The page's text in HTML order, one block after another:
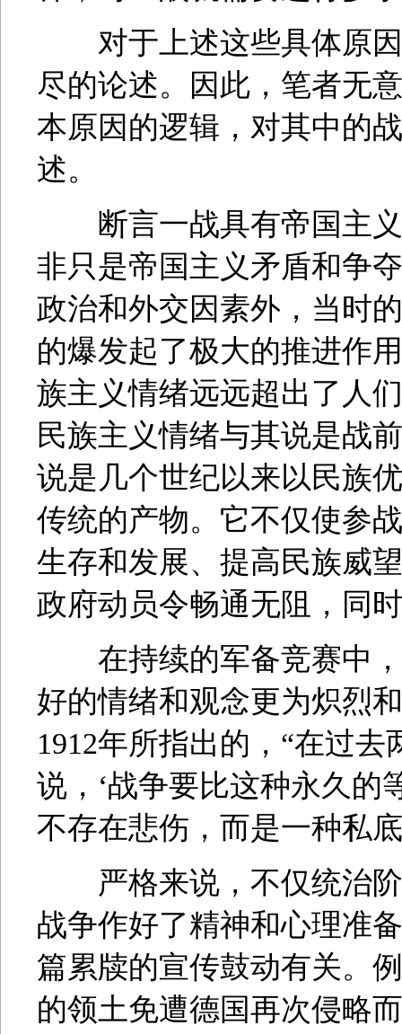
对于上述这些具体原因
尽的论述。因此，笔者无
本原因的逻辑，对其中的
述。
断言一战具有帝国主义
非只是帝国主义矛盾和争
政治和外交因素外，当时
的爆发起了极大的推进作
族主义情绪远远超出了人
民族主义情绪与其说是战
说是几个世纪以来以民族
传统的产物。它不仅使参
生存和发展、提高民族威
政府动员令畅通无阻，同
在持续的军备竞赛中，
好的情绪和观念更为炽烈
1912年所指出的，“在过
说，‘战争要比这种永久的
不存在悲伤，而是一种私
严格来说，不仅统治阶
战争作好了精神和心理准
篇累牍的宣传鼓动有关。
的领土免遭德国再次侵略